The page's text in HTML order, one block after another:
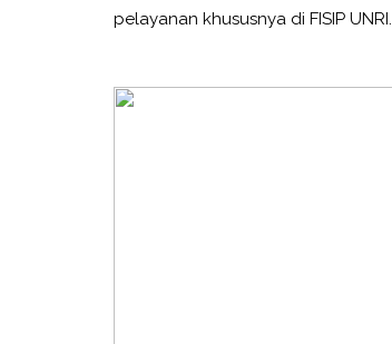
pelayanan khususnya di FISIP UNRI.